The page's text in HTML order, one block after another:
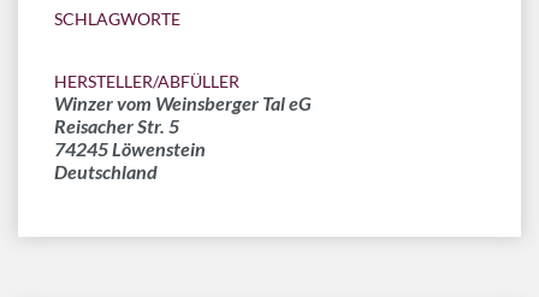
SCHLAGWORTE
HERSTELLER/ABFÜLLER
Winzer vom Weinsberger Tal eG
Reisacher Str. 5
74245 Löwenstein
Deutschland